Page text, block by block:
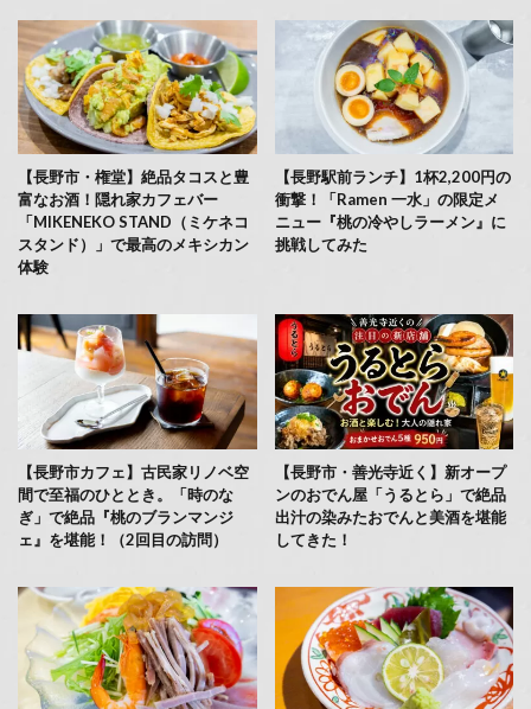
【長野市・権堂】絶品タコスと豊
富なお酒！隠れ家カフェバー
「MIKENEKO STAND（ミケネコ
スタンド）」で最高のメキシカン
体験
【長野駅前ランチ】1杯2,200円の
衝撃！「Ramen 一水」の限定メ
ニュー『桃の冷やしラーメン』に
挑戦してみた
【長野市カフェ】古民家リノベ空
間で至福のひととき。「時のな
ぎ」で絶品『桃のブランマンジ
ェ』を堪能！（2回目の訪問）
【長野市・善光寺近く】新オープ
ンのおでん屋「うるとら」で絶品
出汁の染みたおでんと美酒を堪能
してきた！